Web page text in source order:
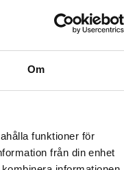
Om
funktioner för
från din enhet